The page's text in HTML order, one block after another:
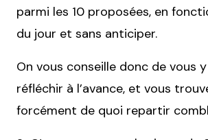
parmi les 10 proposées, en
du jour et sans anticiper.
On vous conseille donc de vous
réfléchir à l’avance, et vous
forcément de quoi repartir